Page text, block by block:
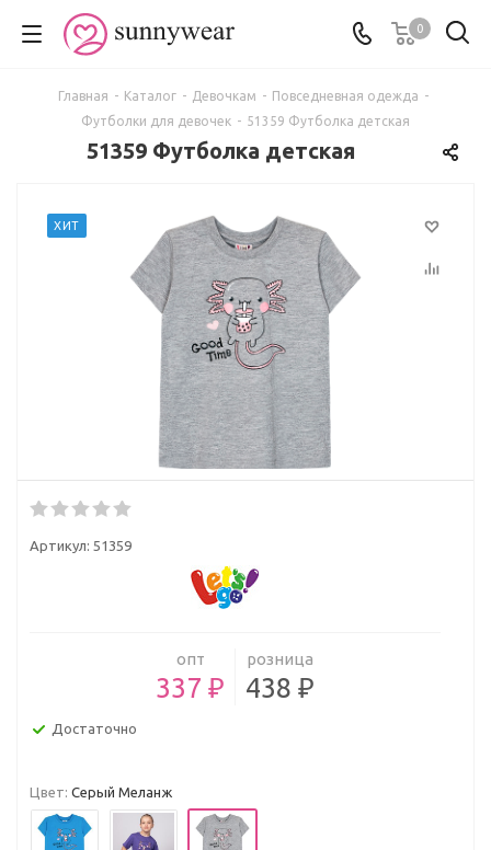
0
Главная - Каталог - Девочкам - Повседневная одежда -
Футболки для девочек - 51359 Футболка детская
51359 Футболка детская
ХИТ
Артикул: 51359
опт
337 ₽
розница
438 ₽
Достаточно
Цвет: Серый Меланж